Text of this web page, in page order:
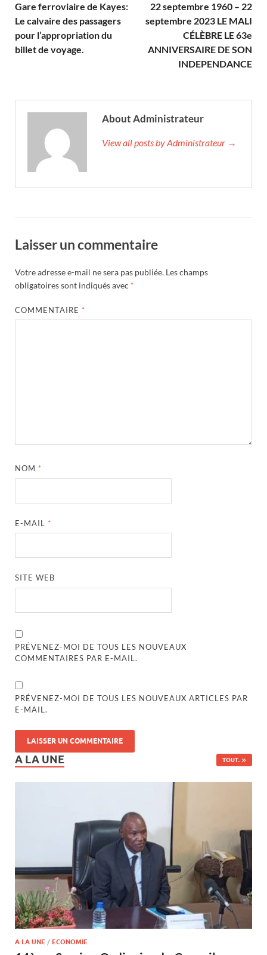
Gare ferroviaire de Kayes:
Le calvaire des passagers
pour l’appropriation du
billet de voyage.
22 septembre 1960 – 22
septembre 2023 LE MALI
CÉLÈBRE LE 63e
ANNIVERSAIRE DE SON
INDEPENDANCE
About Administrateur
View all posts by Administrateur →
Laisser un commentaire
Votre adresse e-mail ne sera pas publiée. Les champs
obligatoires sont indiqués avec *
COMMENTAIRE *
NOM *
E-MAIL *
SITE WEB
PRÉVENEZ-MOI DE TOUS LES NOUVEAUX
COMMENTAIRES PAR E-MAIL.
PRÉVENEZ-MOI DE TOUS LES NOUVEAUX ARTICLES PAR
E-MAIL.
A LA UNE TOUT..
A LA UNE / ECONOMIE